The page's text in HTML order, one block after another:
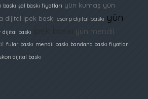
baskı şal baskı fiyatları yün kumaş yün
dijital ipek baskı eşarp dijital baskı yün
baskı yün mendil
fular baskı mendil baskı bandana baskı fiyatları
dijital baskı